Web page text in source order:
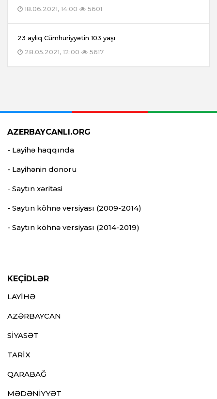
18.06.2021, 14:00
5601
23 aylıq Cümhuriyyətin 103 yaşı
28.05.2021, 12:00
5617
AZERBAYCANLI.ORG
- Layihə haqqında
- Layihənin donoru
- Saytın xəritəsi
- Saytın köhnə versiyası (2009-2014)
- Saytın köhnə versiyası (2014-2019)
KEÇİDLƏR
LAYİHƏ
AZƏRBAYCAN
SİYASƏT
TARİX
QARABAĞ
MƏDƏNİYYƏT